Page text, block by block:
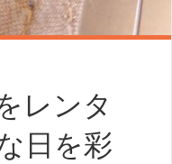
レンタ
日を彩